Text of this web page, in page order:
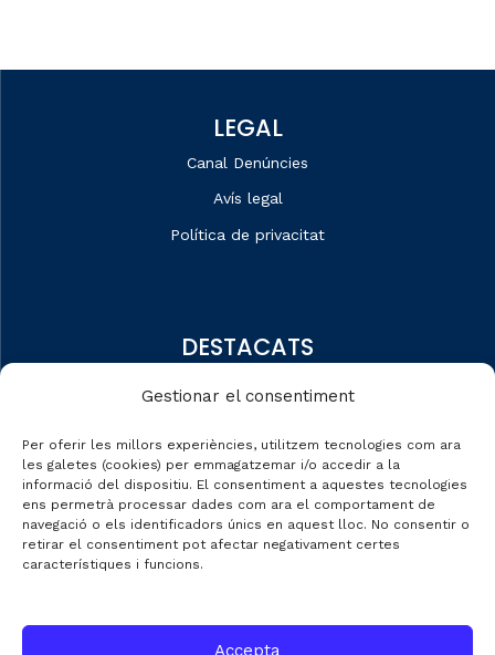
Gestionar el consentiment
Per oferir les millors experiències, utilitzem tecnologies com ara
les galetes (cookies) per emmagatzemar i/o accedir a la
informació del dispositiu. El consentiment a aquestes tecnologies
ens permetrà processar dades com ara el comportament de
navegació o els identificadors únics en aquest lloc. No consentir o
retirar el consentiment pot afectar negativament certes
característiques i funcions.
Accepta
LEGAL
Canal Denúncies
Avís legal
Política de privacitat
DESTACATS
Dades de mercat
Automobile Talks